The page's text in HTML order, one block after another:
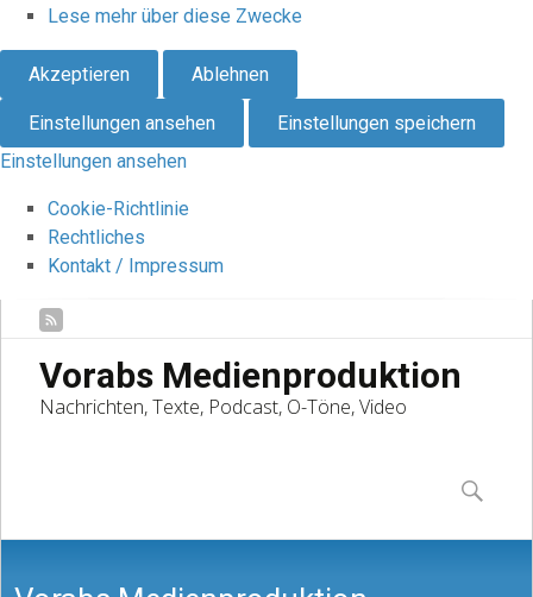
Lese mehr über diese Zwecke
Akzeptieren Ablehnen
Einstellungen ansehen
Einstellungen speichern
Einstellungen ansehen
Cookie-Richtlinie
Rechtliches
Kontakt / Impressum
Vorabs Medienproduktion
Nachrichten, Texte, Podcast, O-Töne, Video
content
Suchen
nach: